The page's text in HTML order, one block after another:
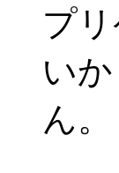
プ
い
ん。